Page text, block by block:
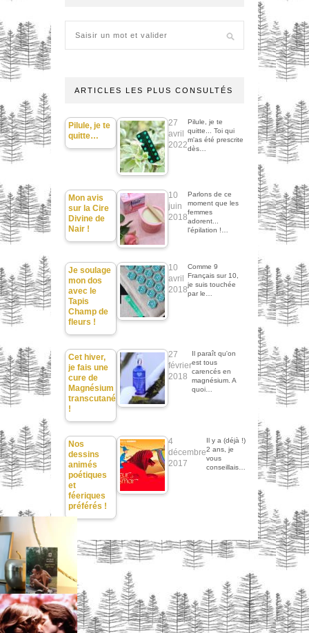
ARTICLES LES PLUS CONSULTÉS
Pilule, je te
quitte…
27
avril
2022
Pilule, je te
quitte... Toi qui
m'as été prescrite
dès…
Mon avis
sur la Cire
Divine de
Nair !
10
juin
2018
Parlons de ce
moment que les
femmes
adorent...
l'épilation !…
Je soulage
mon dos
avec le
Tapis
Champ de
fleurs !
10
avril
2018
Comme 9
Français sur 10,
je suis touchée
par le…
Cet hiver,
je fais une
cure de
Magnésium
transcutané
!
27
février
2018
Il paraît qu'on
est tous
carencés en
magnésium. A
quoi…
Nos
dessins
animés
poétiques
et
féeriques
préférés !
4
décembre
2017
Il y a (déjà !)
2 ans, je
vous
conseillais…